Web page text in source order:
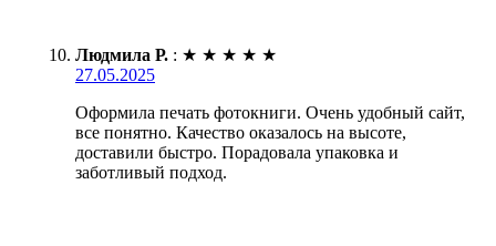
Людмила Р. : ★ ★ ★ ★ ★
27.05.2025
Оформила печать фотокниги. Очень удобный сайт,
все понятно. Качество оказалось на высоте,
доставили быстро. Порадовала упаковка и
заботливый подход.